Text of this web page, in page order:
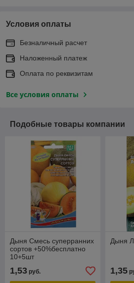
Условия оплаты
Безналичный расчет
Наложенный платеж
Оплата по реквизитам
Все условия оплаты
Подобные товары компании
Дыня Смесь суперранних
сортов +50%бесплатно
10+5шт
1,53 руб.
Дыня
1,35